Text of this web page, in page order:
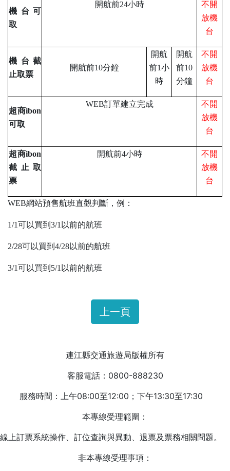
機台可
取
開航前24小時
不開
放機
台
機台截
止取票
開航前10分鐘
開航
前1小
時
開航
前10
分鐘
不開
放機
台
超商ibon
可取
WEB訂單建立完成
不開
放機
台
超商ibon
截止取
票
開航前4小時
不開
放機
台
WEB網站預售航班直觀判斷，例：
1/1可以買到3/1以前的航班
2/28可以買到4/28以前的航班
3/1可以買到5/1以前的航班
上一頁
連江縣交通旅遊局版權所有
客服電話：0800-888230
服務時間：上午08:00至12:00；下午13:30至17:30
本專線受理範圍：
線上訂票系統操作、訂位查詢與異動、退票及票務相關問題。
非本專線受理事項：